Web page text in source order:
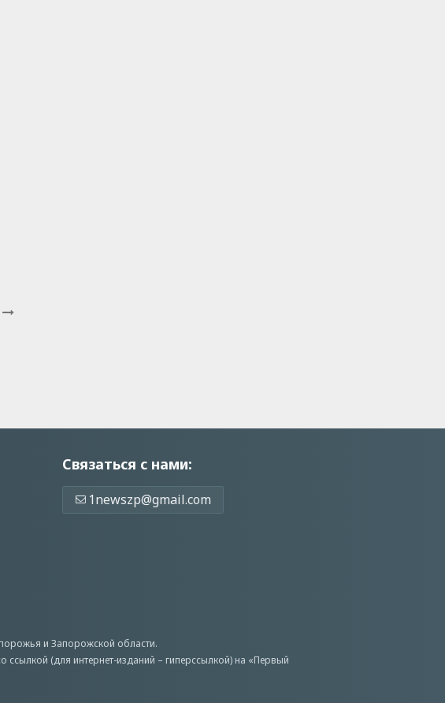
Связаться с нами:
1newszp@gmail.com
и Запорожской области.
ссылкой (для интернет-изданий – гиперссылкой) на «Первый